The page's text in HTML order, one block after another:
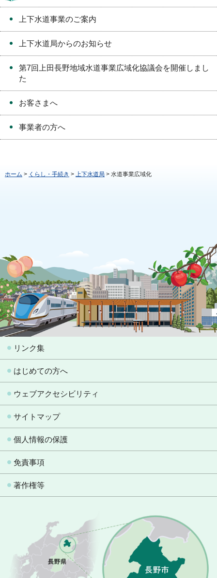
上下水道事業のご案内
上下水道局からのお知らせ
第7回上田長野地域水道事業広域化協議会を開催しまし
た
お客さまへ
事業者の方へ
ホーム > くらし・手続き > 上下水道局 > 水道事業広域化
リンク集
はじめての方へ
ウェブアクセシビリティ
サイトマップ
個人情報の保護
免責事項
著作権等